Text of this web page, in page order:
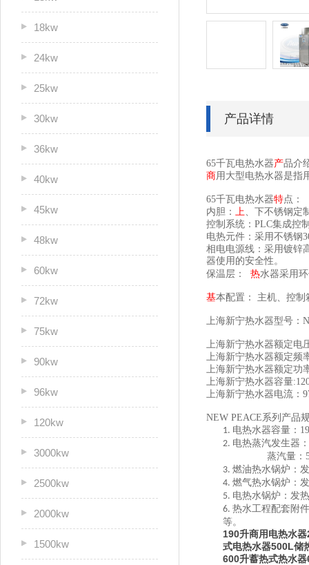
18kw
24kw
25kw
30kw
36kw
40kw
45kw
48kw
60kw
72kw
75kw
90kw
96kw
120kw
3000kw
2500kw
2000kw
1500kw
产品详情
65千瓦电热水器产品介
商用大型电热水器是指
65千瓦电热水器特点：
内胆： 上、下不锈钢定
控制系统：PLC集成控
电热元件：采用不锈钢
相电电源线：采用镀锌
器使用的安全性。
保温层： 热水器采用
基本配置： 主机、控
上海新宁热水器型号：
上海新宁热水器额定电
上海新宁热水器额定频
上海新宁热水器额定功
上海新宁热水器容量:
上海新宁热水器电流：
NEW PEACE系列产品
1. 电热水器容量：
2. 电热蒸汽发生器
蒸汽量：
3. 燃油热水锅炉：
4. 燃气热水锅炉：
5. 电热水锅炉：发
6. 热水工程配套附
等。
190升商用电热水
式电热水器500L储
600升蓄热式热水